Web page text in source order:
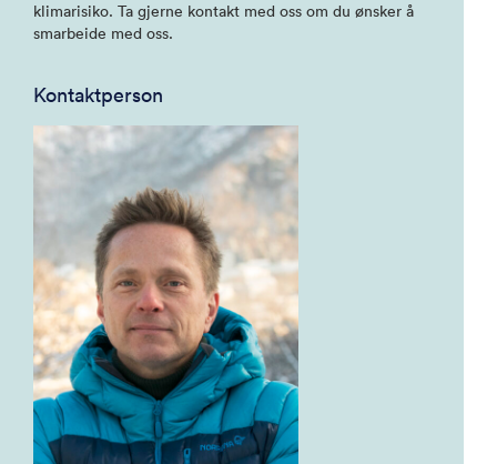
klimarisiko. Ta gjerne kontakt med oss om du ønsker å
smarbeide med oss.
Kontaktperson